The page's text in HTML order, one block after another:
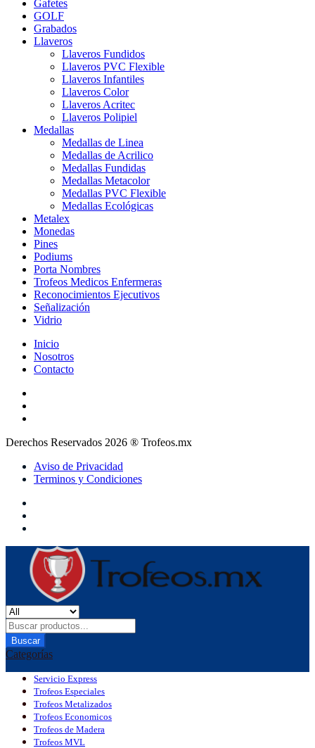
Gafetes
GOLF
Grabados
Llaveros
Llaveros Fundidos
Llaveros PVC Flexible
Llaveros Infantiles
Llaveros Color
Llaveros Acritec
Llaveros Polipiel
Medallas
Medallas de Linea
Medallas de Acrilico
Medallas Fundidas
Medallas Metacolor
Medallas PVC Flexible
Medallas Ecológicas
Metalex
Monedas
Pines
Podiums
Porta Nombres
Trofeos Medicos Enfermeras
Reconocimientos Ejecutivos
Señalización
Vidrio
Inicio
Nosotros
Contacto
Derechos Reservados 2026 ® Trofeos.mx
Aviso de Privacidad
Terminos y Condiciones
Buscar
Categorías
Servicio Express
Trofeos Especiales
Trofeos Metalizados
Trofeos Economicos
Trofeos de Madera
Trofeos MVL